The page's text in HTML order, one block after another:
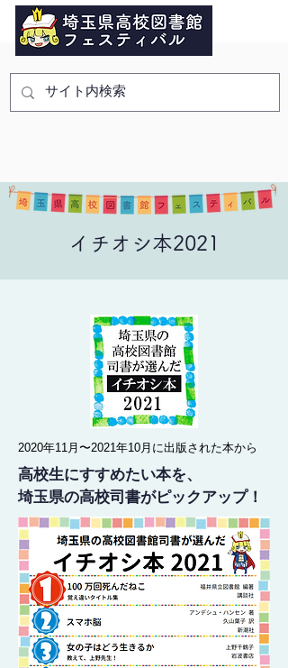
イチオシ本2021
2020年11月〜2021年10月に出版された本から
高校生にすすめたい本を、
埼玉県の高校司書がピックアップ！